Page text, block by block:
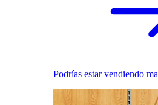
Podrías estar vendiendo